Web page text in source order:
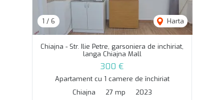
1 / 6 Harta
Chiajna - Str. Ilie Petre, garsoniera de inchiriat,
langa Chiajna Mall
300 €
Apartament cu 1 camere de închiriat
Chiajna
27 mp 2023